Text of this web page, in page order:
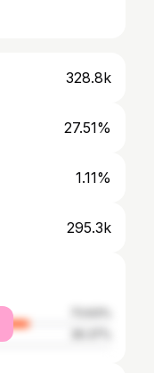
328.8k
27.51%
1.11%
295.3k